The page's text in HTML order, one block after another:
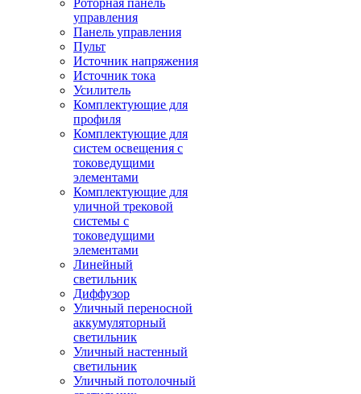
Роторная панель
управления
Панель управления
Пульт
Источник напряжения
Источник тока
Усилитель
Комплектующие для
профиля
Комплектующие для
систем освещения с
токоведущими
элементами
Комплектующие для
уличной трековой
системы с
токоведущими
элементами
Линейный
светильник
Диффузор
Уличный переносной
аккумуляторный
светильник
Уличный настенный
светильник
Уличный потолочный